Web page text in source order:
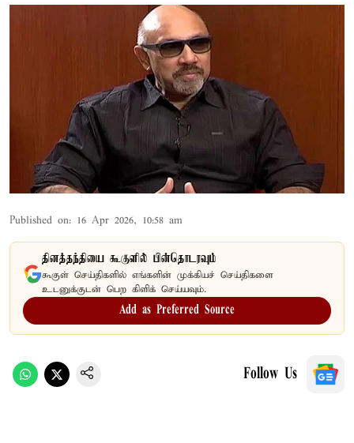
Published on: 16 Apr 2026, 10:58 am
தினத்தந்தியை கூகுளில் பின்தொடரவும்
கூகுள் செய்திகளில் எங்களின் முக்கியச் செய்திகளை
உடனுக்குடன் பெற கிளிக் செய்யவும்.
Add as Preferred Source
Follow Us